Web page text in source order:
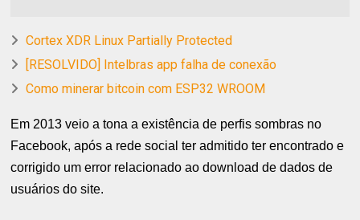
Cortex XDR Linux Partially Protected
[RESOLVIDO] Intelbras app falha de conexão
Como minerar bitcoin com ESP32 WROOM
Em 2013 veio a tona a existência de perfis sombras no
Facebook, após a rede social ter admitido ter encontrado e
corrigido um error relacionado ao download de dados de
usuários do site.